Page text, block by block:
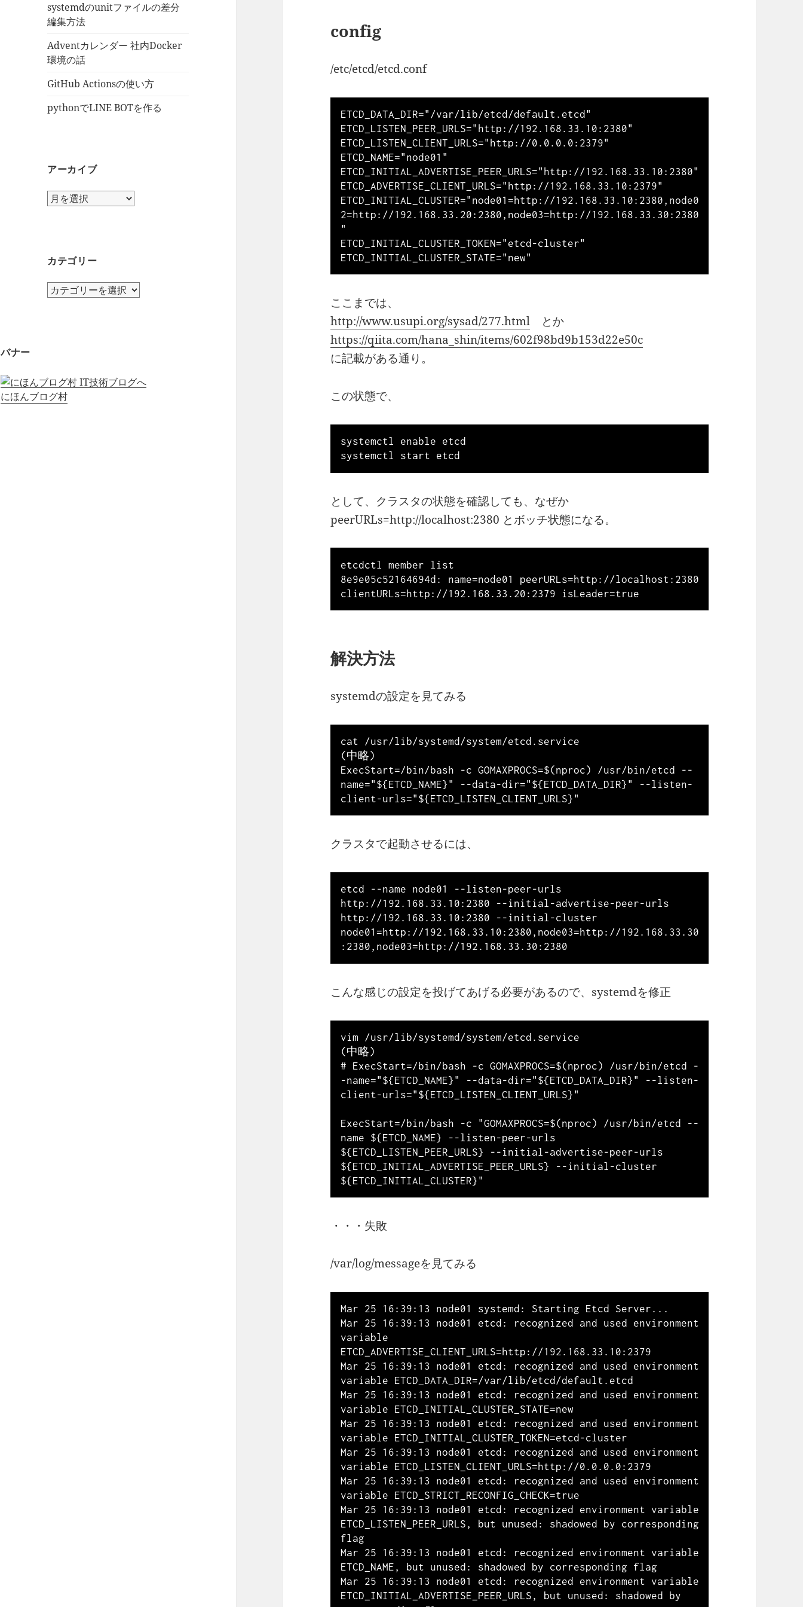
systemdのunitファイルの差分
編集方法
Adventカレンダー 社内Docker
環境の話
GitHub Actionsの使い方
pythonでLINE BOTを作る
アーカイブ
ア
ブ
カテゴリー
カ
バナー
にほんブログ村
config
/etc/etcd/etcd.conf
ETCD_DATA_DIR="/var/lib/etcd/default.etcd"
ETCD_LISTEN_PEER_URLS="http://192.168.33.10:2380"
ETCD_LISTEN_CLIENT_URLS="http://0.0.0.0:2379"
ETCD_NAME="node01"
ETCD_INITIAL_ADVERTISE_PEER_URLS="http://192.168.33.10:2380"
ETCD_ADVERTISE_CLIENT_URLS="http://192.168.33.10:2379"
ETCD_INITIAL_CLUSTER="node01=http://192.168.33.10:2380,node0
2=http://192.168.33.20:2380,node03=http://192.168.33.30:2380
"
ETCD_INITIAL_CLUSTER_TOKEN="etcd-cluster"
ここまでは、
http://www.usupi.org/sysad/277.html とか
https://qiita.com/hana_shin/items/602f98bd9b153d22e50c
に記載がある通り。
この状態で、
systemctl enable etcd
として、クラスタの状態を確認しても、なぜか
peerURLs=http://localhost:2380 とボッチ状態になる。
etcdctl member list
8e9e05c52164694d: name=node01 peerURLs=http://localhost:2380
解決方法
systemdの設定を見てみる
cat /usr/lib/systemd/system/etcd.service
(中略)
ExecStart=/bin/bash -c GOMAXPROCS=$(nproc) /usr/bin/etcd --
name="${ETCD_NAME}" --data-dir="${ETCD_DATA_DIR}" --listen-
クラスタで起動させるには、
etcd --name node01 --listen-peer-urls
http://192.168.33.10:2380 --initial-advertise-peer-urls
http://192.168.33.10:2380 --initial-cluster
node01=http://192.168.33.10:2380,node03=http://192.168.33.30
こんな感じの設定を投げてあげる必要があるので、systemdを修正
vim /usr/lib/systemd/system/etcd.service
(中略)
# ExecStart=/bin/bash -c GOMAXPROCS=$(nproc) /usr/bin/etcd -
-name="${ETCD_NAME}" --data-dir="${ETCD_DATA_DIR}" --listen-
client-urls="${ETCD_LISTEN_CLIENT_URLS}"
ExecStart=/bin/bash -c "GOMAXPROCS=$(nproc) /usr/bin/etcd --
name ${ETCD_NAME} --listen-peer-urls
${ETCD_LISTEN_PEER_URLS} --initial-advertise-peer-urls
${ETCD_INITIAL_ADVERTISE_PEER_URLS} --initial-cluster
・・・失敗
/var/log/messageを見てみる
Mar 25 16:39:13 node01 systemd: Starting Etcd Server...
Mar 25 16:39:13 node01 etcd: recognized and used environment
variable
ETCD_ADVERTISE_CLIENT_URLS=http://192.168.33.10:2379
Mar 25 16:39:13 node01 etcd: recognized and used environment
variable ETCD_DATA_DIR=/var/lib/etcd/default.etcd
Mar 25 16:39:13 node01 etcd: recognized and used environment
variable ETCD_INITIAL_CLUSTER_STATE=new
Mar 25 16:39:13 node01 etcd: recognized and used environment
variable ETCD_INITIAL_CLUSTER_TOKEN=etcd-cluster
Mar 25 16:39:13 node01 etcd: recognized and used environment
variable ETCD_LISTEN_CLIENT_URLS=http://0.0.0.0:2379
Mar 25 16:39:13 node01 etcd: recognized and used environment
variable ETCD_STRICT_RECONFIG_CHECK=true
Mar 25 16:39:13 node01 etcd: recognized environment variable
ETCD_LISTEN_PEER_URLS, but unused: shadowed by corresponding
flag
Mar 25 16:39:13 node01 etcd: recognized environment variable
ETCD_NAME, but unused: shadowed by corresponding flag
Mar 25 16:39:13 node01 etcd: recognized environment variable
ETCD_INITIAL_ADVERTISE_PEER_URLS, but unused: shadowed by